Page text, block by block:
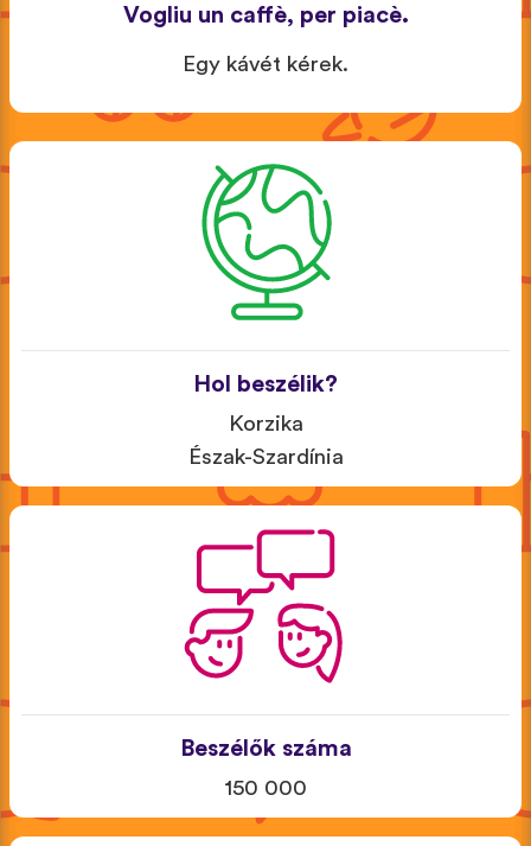
Vogliu un caffè, per piacè.
Egy kávét kérek.
Hol beszélik?
Korzika
Észak-Szardínia
Beszélők száma
150 000